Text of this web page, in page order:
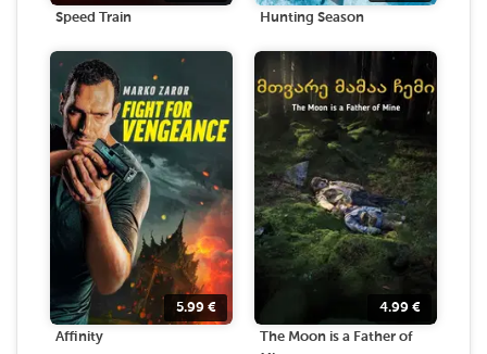
Speed Train Hunting Season
5.99 €
Affinity
4.99 €
The Moon is a Father of